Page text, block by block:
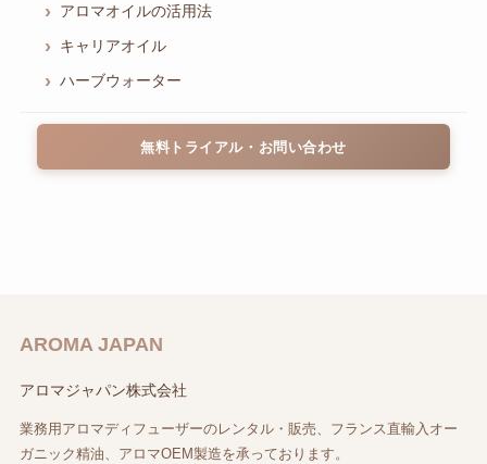
アロマオイルの活用法
キャリアオイル
ハーブウォーター
無料トライアル・お問い合わせ
AROMA JAPAN
アロマジャパン株式会社
業務用アロマディフューザーのレンタル・販売、フランス直輸入オー
ガニック精油、アロマOEM製造を承っております。